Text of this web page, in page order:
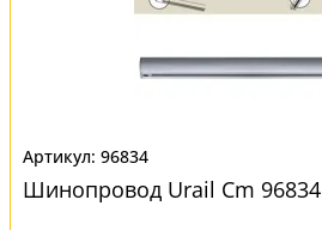
96834
Шинопровод Urail Cm 96834